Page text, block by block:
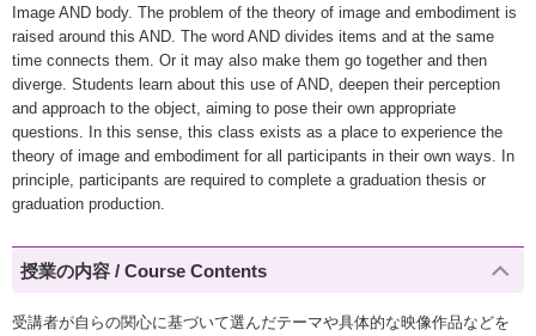
Image AND body. The problem of the theory of image and embodiment is
raised around this AND. The word AND divides items and at the same
time connects them. Or it may also make them go together and then
diverge. Students learn about this use of AND, deepen their perception
and approach to the object, aiming to pose their own appropriate
questions. In this sense, this class exists as a place to experience the
theory of image and embodiment for all participants in their own ways. In
principle, participants are required to complete a graduation thesis or
graduation production.
授業の内容 / Course Contents
受講者が自らの関心に基づいて選んだテーマや具体的な映像作品などを